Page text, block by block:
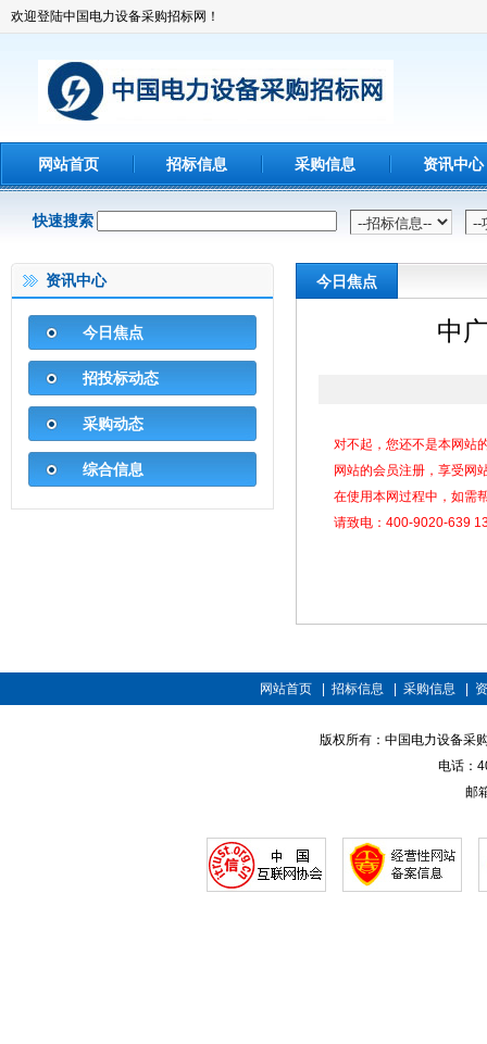
欢迎登陆中国电力设备采购招标网！
网站首页 招标信息 采购信息 资讯中心
快速搜索
资讯中心
今日焦点
招投标动态
采购动态
综合信息
今日焦点
中
对不起，您还不是本网站
网站的会员注册，享受网
在使用本网过程中，如需
请致电：400-9020-639
网站首页 招标信息 采购信息
版权所有：中国电力设备采
电话：
邮